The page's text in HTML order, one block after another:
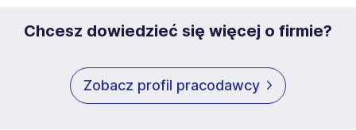
Chcesz dowiedzieć się więcej o firmie?
Zobacz profil pracodawcy